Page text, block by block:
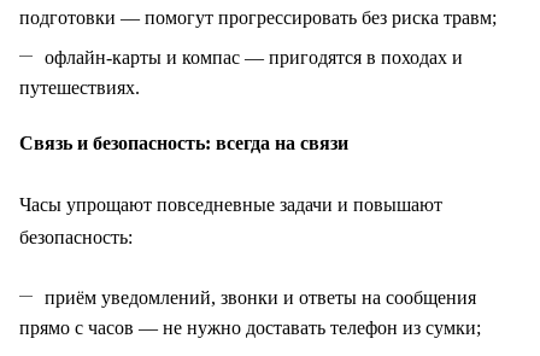
подготовки — помогут прогрессировать без риска травм;
офлайн‑карты и компас — пригодятся в походах и
путешествиях.
Связь и безопасность: всегда на связи
Часы упрощают повседневные задачи и повышают
безопасность:
приём уведомлений, звонки и ответы на сообщения
прямо с часов — не нужно доставать телефон из сумки;